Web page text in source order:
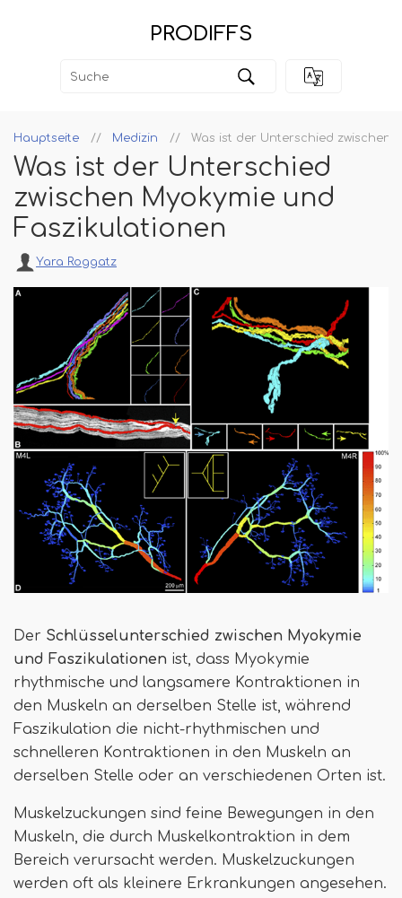
PRODIFFS
Hauptseite Medizin Was ist der Unterschied zwischen
Was ist der Unterschied
zwischen Myokymie und
Faszikulationen
Yara Roggatz
Der Schlüsselunterschied zwischen Myokymie
und Faszikulationen ist, dass Myokymie
rhythmische und langsamere Kontraktionen in
den Muskeln an derselben Stelle ist, während
Faszikulation die nicht-rhythmischen und
schnelleren Kontraktionen in den Muskeln an
derselben Stelle oder an verschiedenen Orten ist.
Muskelzuckungen sind feine Bewegungen in den
Muskeln, die durch Muskelkontraktion in dem
Bereich verursacht werden. Muskelzuckungen
werden oft als kleinere Erkrankungen angesehen.